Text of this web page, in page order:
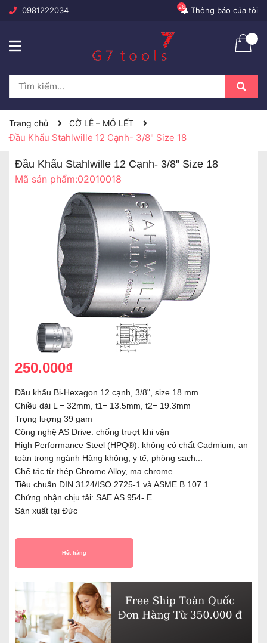
0981222034 Thông báo của tôi
26
Trang chủ CỜ LÊ – MỎ LẾT
Đầu Khẩu Stahlwille 12 Cạnh- 3/8" Size 18
Đầu Khẩu Stahlwille 12 Cạnh- 3/8" Size 18
Mã sản phẩm:02010018
250.000₫
Đầu khẩu Bi-Hexagon 12 cạnh, 3/8", size 18 mm
Chiều dài L = 32mm, t1= 13.5mm, t2= 19.3mm
Trọng lượng 39 gam
Công nghệ AS Drive: chống trượt khi vặn
High Performance Steel (HPQ®): không có chất Cadmium, an
toàn trong ngành Hàng không, y tế, phòng sạch...
Chế tác từ thép Chrome Alloy, mạ chrome
Tiêu chuẩn DIN 3124/ISO 2725-1 và ASME B 107.1
Chứng nhận chịu tải: SAE AS 954- E
Sản xuất tại Đức
Hết hàng